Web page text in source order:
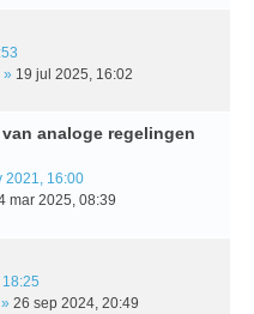
» 19 jul 2025, 16:02
analoge regelingen
2021, 16:00
mar 2025, 08:39
» 26 sep 2024, 20:49